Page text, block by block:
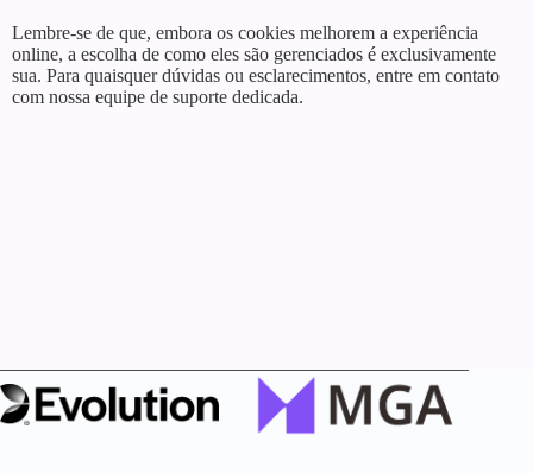
Lembre-se de que, embora os cookies melhorem a experiência
online, a escolha de como eles são gerenciados é exclusivamente
sua. Para quaisquer dúvidas ou esclarecimentos, entre em contato
com nossa equipe de suporte dedicada.